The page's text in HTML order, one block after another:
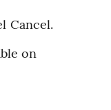
Cancel.
on